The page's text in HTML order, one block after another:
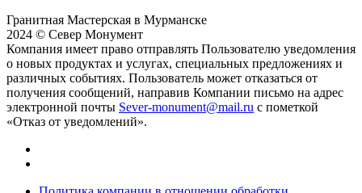
Гранитная Мастерская в Мурманске
2024 © Север Монумент
Компания имеет право отправлять Пользователю уведомления
о новых продуктах и услугах, специальных предложениях и
различных событиях. Пользователь может отказаться от
получения сообщений, направив Компании письмо на адрес
электронной почты Sever-monument@mail.ru с пометкой
«Отказ от уведомлений».